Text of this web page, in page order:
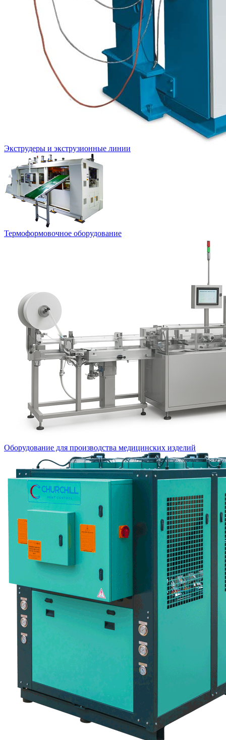
Экструдеры и экструзионные линии
Термоформовочное оборудование
Оборудование для производства медицинских изделий